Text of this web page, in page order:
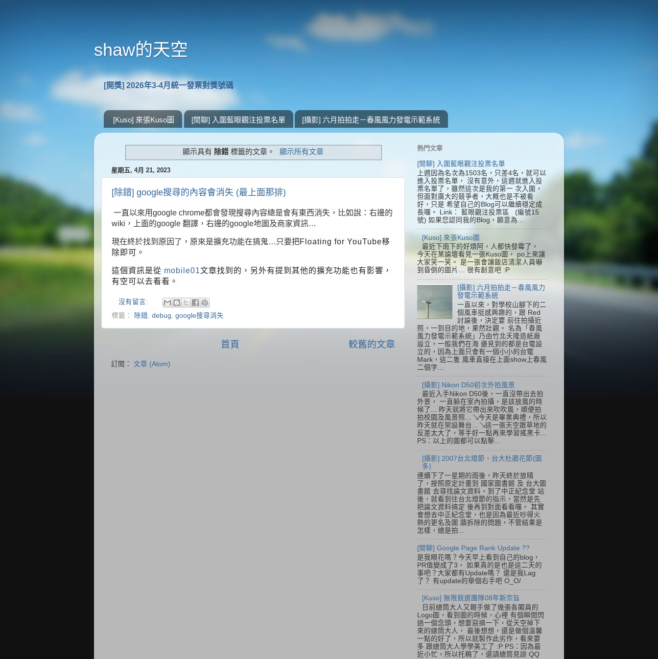
shaw的天空
[開獎] 2026年3-4月統一發票對獎號碼
[Kuso] 來張Kuso圖 [閒聊] 入圍藍眼觀注投票名單 [攝影] 六月拍拍走－春風風力發電示範系統
顯示具有 除錯 標籤的文章。 顯示所有文章
星期五, 4月 21, 2023
[除錯] google搜尋的內容會消失 (最上面那排)
一直以來用google chrome都會發現搜尋內容總是會有東西消失，比如說：右邊的
wiki，上面的google 翻譯，右邊的google地圖及商家資訊…
現在終於找到原因了，原來是擴充功能在搞鬼…只要把Floating for YouTube移
除即可。
這個資訊是從 mobile01文章找到的，另外有提到其他的擴充功能也有影響，
有空可以去看看。
沒有留言:
標籤：
除錯 debug google搜尋消失
較舊的文章
首頁
訂閱： 文章 (Atom)
熱門文章
[閒聊] 入圍藍眼觀注投票名單
上週因為名次為1503名，只差4名，就可以
進入投票名單， 沒有意外，這週就進入投
票名單了，雖然這次是我的第一 次入圍，
但面對廣大的競爭者，大概也是不被看
好，只是 希望自己的Blog可以繼續穩定成
長囉。 Link： 藍眼觀注投票區 (編號15
號) 如果您認同我的Blog，願意為...
[Kuso] 來張Kuso圖
最近下雨下的好煩阿，人都快發霉了，
今天在某論壇看見一張Kuso圖， po上來讓
大家笑一笑。 是一張會讓飯店清潔人員嚇
到昏倒的圖片… 很有創意吧 :P
[攝影] 六月拍拍走－春風風力
發電示範系統
一直以來，對學校山腳下的二
個風車挺感興趣的，跟 Red
討論後，決定要 前往拍攝近
照，一到目的地，果然壯觀。 名為「春風
風力發電示範系統」乃由竹北天隆造紙廠
設立，一般我們在海 邊見到的都是台電設
立的，因為上面只會有一個小小的台電
Mark，這二隻 風車直接在上面show上春風
二個字...
[攝影] Nikon D50初次外拍風景
最近入手Nikon D50後，一直沒帶出去拍
外景， 一直躲在室內拍攝，是該放風的時
候了... 昨天就將它帶出來吹吹風，順便拍
拍校園及風景照... ↘今天是畢業典禮，所以
昨天就在架設舞台... ↘這一張天空跟草地的
反差太大了，等手好一點再來學習搖黑卡...
PS：以上的圖都可以點擊...
[攝影] 2007台北燈節、台大杜鵑花節(圖
多)
連續下了一星期的雨後，昨天終於放晴
了，按照原定計畫到 國家圖書館 及 台大圖
書館 去尋找論文資料，到了中正紀念堂 站
後，就看到往台北燈節的指示，當然是先
把論文資料搞定 後再到對面看看囉。 其實
會想去中正紀念堂，也是因為最近吵得火
熱的更名及圍 牆拆除的問題，不管結果是
怎樣，總是拍...
[閒聊] Google Page Rank Update ??
是我眼花嗎？今天早上看到自己的blog，
PR值變成了3， 如果真的是也是這二天的
事吧？大家都有Update嗎？ 還是我Lag
了？ 有update的舉個右手吧 O_O/
[Kuso] 無限競選團隊08年新宗旨
日前總筒大人又親手做了幾張各閣員的
Logo圖，看到圖的時候，心裡 有個瞬間閃
過一個念頭，想要惡搞一下，從天空掉下
來的總筒大人， 最後想想，還是做個溫馨
一點的好了，所以就製作此劣作，看來要
多 跟總筒大人學學美工了 :P PS：因為最
近小忙，所以托稿了，還請總筒見諒 QQ